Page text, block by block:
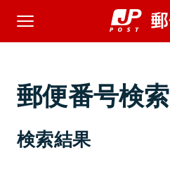
郵便番号検索
検索結果